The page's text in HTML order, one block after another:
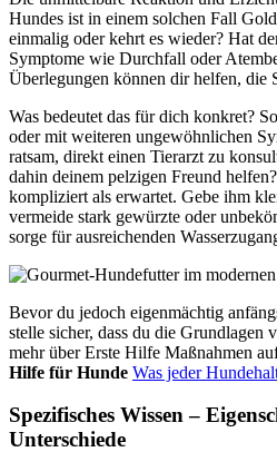
Hundes ist in einem solchen Fall
einmalig oder kehrt es wieder? Hat
Symptome wie Durchfall oder
Überlegungen können dir helfen, die
Was bedeutet das für dich konkret?
oder mit weiteren ungewöhnlichen
ratsam, direkt einen Tierarzt zu
dahin deinem pelzigen Freund
kompliziert als erwartet. Gebe ihm
vermeide stark gewürzte oder
sorge für ausreichenden
Bevor du jedoch eigenmächtig
stelle sicher, dass du die Grundlagen
mehr über Erste Hilfe Maßnahmen
Hilfe für Hunde Was jeder
Spezifisches Wissen –
Unterschiede